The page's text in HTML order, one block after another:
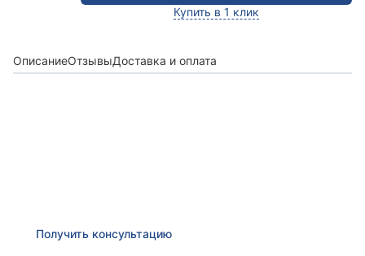
Купить в 1 клик
ОписаниеОтзывыДоставка и оплата
Получить консультацию